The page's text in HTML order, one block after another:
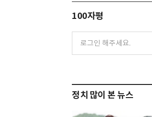
100자평
정치 많이 본 뉴스